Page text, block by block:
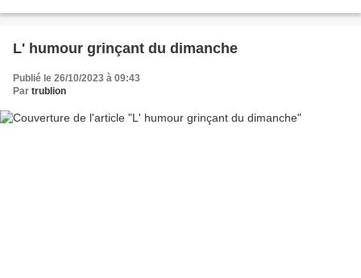
L' humour grinçant du dimanche
Publié le 26/10/2023 à 09:43
Par trublion